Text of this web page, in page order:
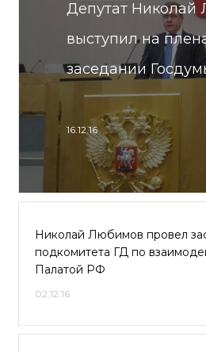
Депутат Николай
выступил на
заседании
16.12.16
Николай Любимов провел
подкомитета ГД по
Палатой РФ
02.12.16